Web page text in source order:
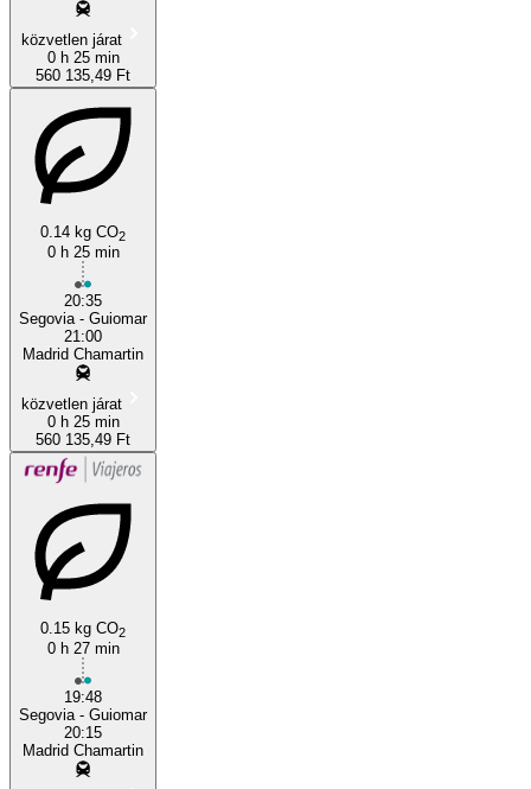
közvetlen járat
0 h 25 min
560 135,49 Ft
0.14 kg CO2
0 h 25 min
20:35
Segovia - Guiomar
21:00
Madrid Chamartin
közvetlen járat
0 h 25 min
560 135,49 Ft
0.15 kg CO2
0 h 27 min
19:48
Segovia - Guiomar
20:15
Madrid Chamartin